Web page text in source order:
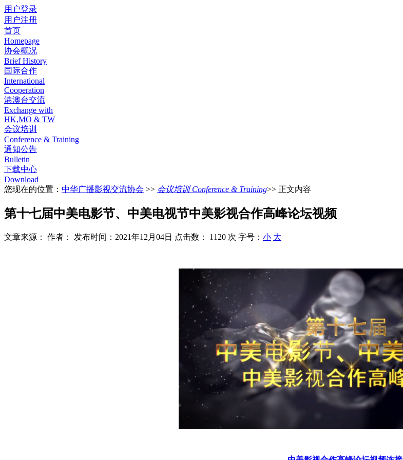
用户登录
用户注册
首页
Homepage
协会概况
Brief History
国际合作
International
Cooperation
港澳台交流
Exchange with
HK,MO & TW
会议培训
Conference & Training
通知公告
Bulletin
下载中心
Download
您现在的位置： 中华广播影视交流协会 >> 会议培训 Conference & Training>> 正文内容
第十七届中美电影节、中美电视节中美影视合作高峰论坛视频
文章来源： 作者： 发布时间：2021年12月04日 点击数： 1120 次 字号： 小 大